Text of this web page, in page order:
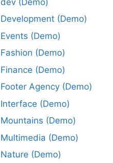
Development (Demo)
Events (Demo)
Fashion (Demo)
Finance (Demo)
Footer Agency (Demo)
Interface (Demo)
Mountains (Demo)
Multimedia (Demo)
Nature (Demo)